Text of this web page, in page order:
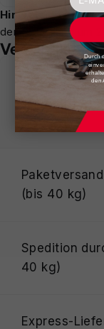
Hinweis:
der Verzollung um
Standard-
(bis 40 kg)
Spedition
40 kg)
Express-
Durch
den